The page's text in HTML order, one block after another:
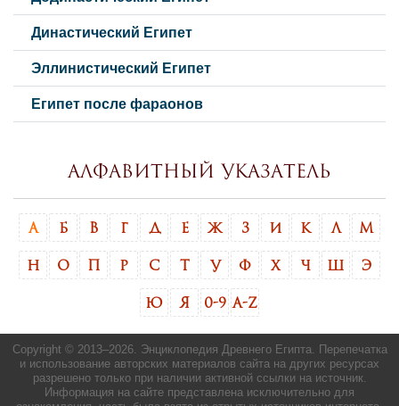
Династический Египет
Эллинистический Египет
Египет после фараонов
Алфавитный указатель
А Б В Г Д Е Ж З И К Л М
Н О Р С Т У Ф Х Ч Э
Ю Я 0-9 A-Z
Copyright © 2013–2026. Энциклопедия Древнего Египта. Перепечатка
и использование авторских материалов сайта на других ресурсах
разрешено только при наличии активной ссылки на источник.
Информация на сайте представлена исключительно для